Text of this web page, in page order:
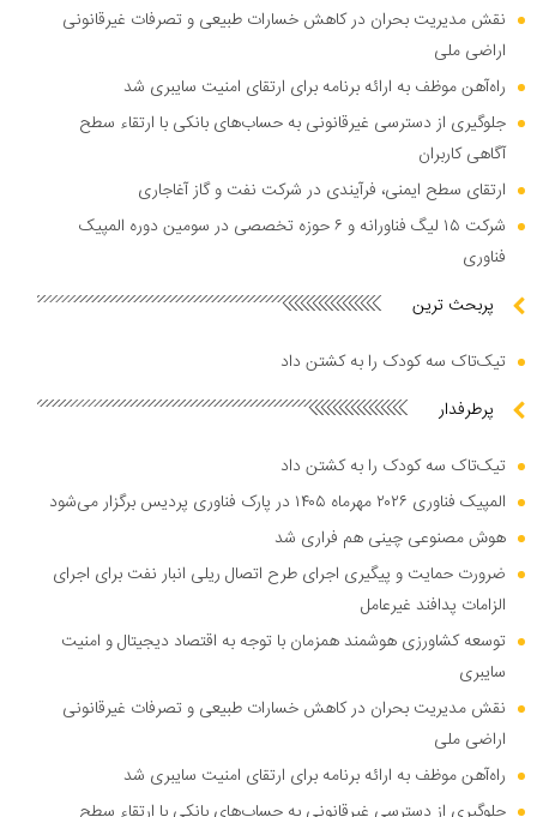
نقش مدیریت بحران در کاهش خسارات طبیعی و تصرفات غیرقانونی
اراضی ملی
راه‌آهن موظف به ارائه برنامه برای ارتقای امنیت سایبری شد
جلوگیری از دسترسی غیرقانونی به حساب‌های بانکی با ارتقاء سطح
آگاهی کاربران
ارتقای سطح ایمنی، فرآیندی در شرکت نفت و گاز آغاجاری
شرکت ۱۵ لیگ فناورانه و ۶ حوزه تخصصی در سومین دوره المپیک
فناوری
پربحث ترین
تیک‌تاک سه کودک را به کشتن داد
پرطرفدار
تیک‌تاک سه کودک را به کشتن داد
المپیک فناوری ۲۰۲۶ مهرماه ۱۴۰۵ در پارک فناوری پردیس برگزار می‌شود
هوش مصنوعی چینی هم فراری شد
ضرورت حمایت و پیگیری اجرای طرح اتصال ریلی انبار نفت برای اجرای
الزامات پدافند غیرعامل
توسعه کشاورزی هوشمند همزمان با توجه به اقتصاد دیجیتال و امنیت
سایبری
نقش مدیریت بحران در کاهش خسارات طبیعی و تصرفات غیرقانونی
اراضی ملی
راه‌آهن موظف به ارائه برنامه برای ارتقای امنیت سایبری شد